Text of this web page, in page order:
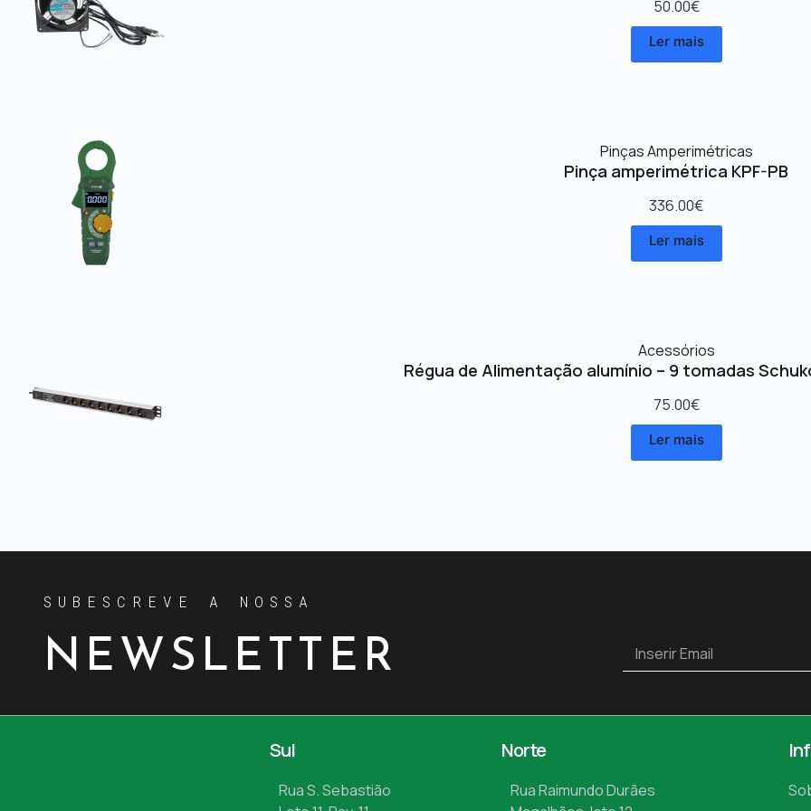
50.00€
Ler mais
Pinças Amperimétricas
Pinça amperimétrica KPF-PB
336.00€
Ler mais
Acessórios
Régua de Alimentação alumínio – 9 tomadas
75.00€
Ler mais
SUBESCREVE A NOSSA
NEWSLETTER
Sul
Rua S. Sebastião
Norte
Rua Raimundo Durães